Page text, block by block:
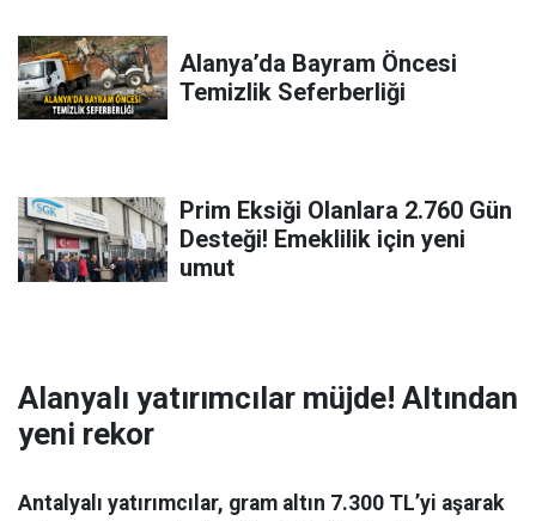
Alanya’da Bayram Öncesi
Temizlik Seferberliği
Prim Eksiği Olanlara 2.760 Gün
Desteği! Emeklilik için yeni
umut
Alanyalı yatırımcılar müjde! Altından
yeni rekor
Antalyalı yatırımcılar, gram altın 7.300 TL’yi aşarak